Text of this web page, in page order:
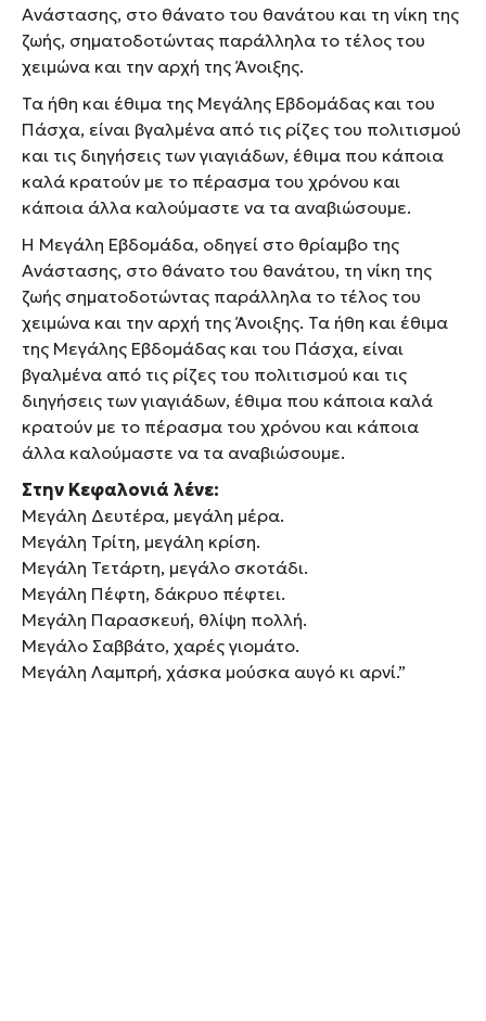
Ανάστασης, στο θάνατο του θανάτου και τη νίκη της
ζωής, σηματοδοτώντας παράλληλα το τέλος του
χειμώνα και την αρχή της Άνοιξης.
Τα ήθη και έθιμα της Μεγάλης Εβδομάδας και του
Πάσχα, είναι βγαλμένα από τις ρίζες του πολιτισμού
και τις διηγήσεις των γιαγιάδων, έθιμα που κάποια
καλά κρατούν με το πέρασμα του χρόνου και
κάποια άλλα καλούμαστε να τα αναβιώσουμε.
Η Μεγάλη Εβδομάδα, οδηγεί στο θρίαμβο της
Ανάστασης, στο θάνατο του θανάτου, τη νίκη της
ζωής σηματοδοτώντας παράλληλα το τέλος του
χειμώνα και την αρχή της Άνοιξης. Τα ήθη και έθιμα
της Μεγάλης Εβδομάδας και του Πάσχα, είναι
βγαλμένα από τις ρίζες του πολιτισμού και τις
διηγήσεις των γιαγιάδων, έθιμα που κάποια καλά
κρατούν με το πέρασμα του χρόνου και κάποια
άλλα καλούμαστε να τα αναβιώσουμε.
Στην Κεφαλονιά λένε:
Μεγάλη Δευτέρα, μεγάλη μέρα.
Μεγάλη Τρίτη, μεγάλη κρίση.
Μεγάλη Τετάρτη, μεγάλο σκοτάδι.
Μεγάλη Πέφτη, δάκρυο πέφτει.
Μεγάλη Παρασκευή, θλίψη πολλή.
Μεγάλο Σαββάτο, χαρές γιομάτο.
Μεγάλη Λαμπρή, χάσκα μούσκα αυγό κι αρνί.”